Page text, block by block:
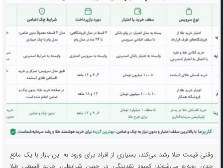
وقتی قیمت طلا رشد می‌کند، بسیاری از افراد برای ورود به این بازار با یک مانع